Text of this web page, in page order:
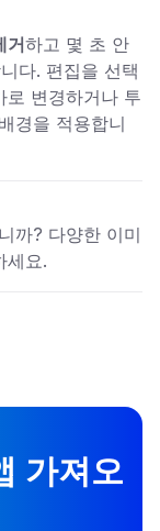
거하고 몇 초 안
다. 편집을 선택
로 변경하거나 투
경을 적용합니
까? 다양한 이미
세요.
가져오